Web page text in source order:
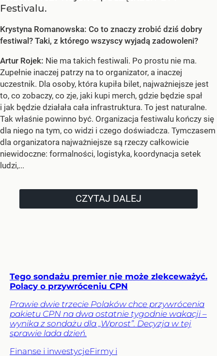
Festivalu.
Krystyna Romanowska: Co to znaczy zrobić dziś dobry
festiwal? Taki, z którego wszyscy wyjadą zadowoleni?
Artur Rojek: Nie ma takich festiwali. Po prostu nie ma.
Zupełnie inaczej patrzy na to organizator, a inaczej
uczestnik. Dla osoby, która kupiła bilet, najważniejsze jest
to, co zobaczy, co zje, jaki kupi merch, gdzie będzie spał
i jak będzie działała cała infrastruktura. To jest naturalne.
Tak właśnie powinno być. Organizacja festiwalu kończy się
dla niego na tym, co widzi i czego doświadcza. Tymczasem
dla organizatora najważniejsze są rzeczy całkowicie
niewidoczne: formalności, logistyka, koordynacja setek
ludzi,...
CZYTAJ DALEJ
Tego sondażu premier nie może zlekceważyć.
Polacy o przywróceniu CPN
Prawie dwie trzecie Polaków chce przywrócenia
pakietu CPN na dwa ostatnie tygodnie wakacji –
wynika z sondażu dla „Wprost”. Decyzja w tej
sprawie lada dzień.
Finanse i inwestycjeFirmy i